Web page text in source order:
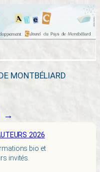
MONTBÉLIARD
→
2026
bio et
invités.